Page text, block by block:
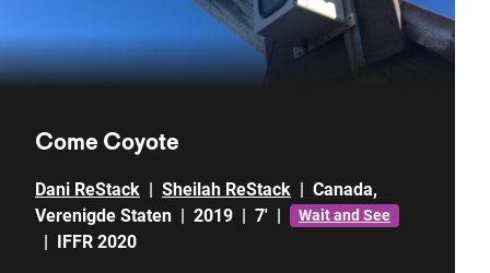
Come Coyote
Dani ReStack | Sheilah ReStack | Canada,
Verenigde Staten | 2019 | 7' | Wait and See
| IFFR 2020